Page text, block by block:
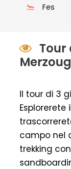
Fes
Tour
Il tour di 3
Esplorerete
campo nel
trekking